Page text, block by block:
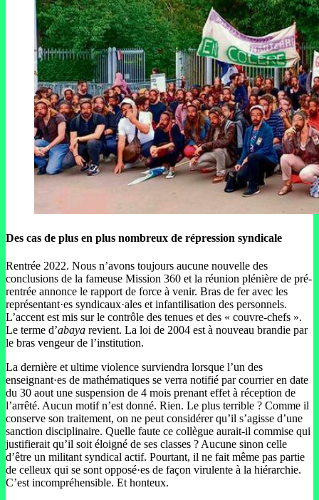
Des cas de plus en plus nombreux de répression syndicale
Rentrée 2022. Nous n’avons toujours aucune nouvelle des
conclusions de la fameuse Mission 360 et la réunion plénière de pré-
rentrée annonce le rapport de force à venir. Bras de fer avec les
représentant·es syndicaux·ales et infantilisation des personnels.
L’accent est mis sur le contrôle des tenues et des « couvre-chefs ».
Le terme d’abaya revient. La loi de 2004 est à nouveau brandie par
le bras vengeur de l’institution.
La dernière et ultime violence surviendra lorsque l’un des
enseignant·es de mathématiques se verra notifié par courrier en date
du 30 aout une suspension de 4 mois prenant effet à réception de
l’arrêté. Aucun motif n’est donné. Rien. Le plus terrible ? Comme il
conserve son traitement, on ne peut considérer qu’il s’agisse d’une
sanction disciplinaire. Quelle faute ce collègue aurait-il commise qui
justifierait qu’il soit éloigné de ses classes ? Aucune sinon celle
d’être un militant syndical actif. Pourtant, il ne fait même pas partie
de celleux qui se sont opposé·es de façon virulente à la hiérarchie.
C’est incompréhensible. Et honteux.